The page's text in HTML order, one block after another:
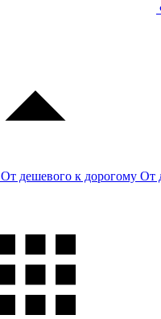
От дешевого к дорогому От